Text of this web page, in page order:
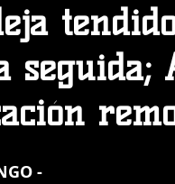
seguida;
-